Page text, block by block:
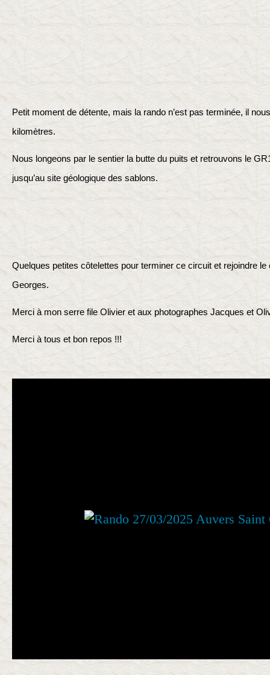
Petit moment de détente, mais la rando n’est pas terminée, il
kilomètres.
Nous longeons par le sentier la butte du puits et retrouvons le
jusqu’au site géologique des sablons.
Quelques petites côtelettes pour terminer ce circuit et rejoindre
Georges.
Merci à mon serre file Olivier et aux photographes Jacques et
Merci à tous et bon repos !!!